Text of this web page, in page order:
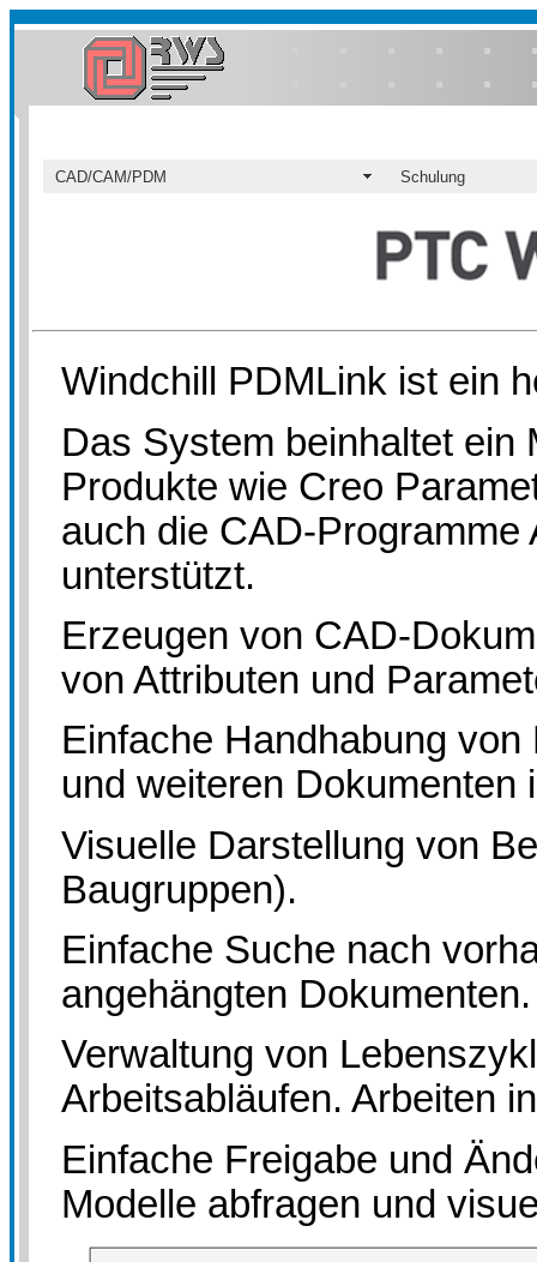
CAD/CAM/PDM Schulung
Windchill PDMLink ist ein
Das System beinhaltet ein
Produkte wie Creo
auch die CAD-
unterstützt.
Erzeugen von CAD-
von Attributen und
Einfache Handhabung
und weiteren
Visuelle Darstellung von
Baugruppen).
Einfache Suche nach
angehängten Dokumenten.
Verwaltung von
Arbeitsabläufen. Arbeiten
Einfache Freigabe und
Modelle abfragen und